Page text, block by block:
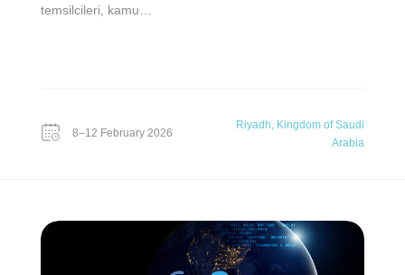
temsilcileri, kamu…
8–12 February 2026
Riyadh, Kingdom of Saudi
Arabia